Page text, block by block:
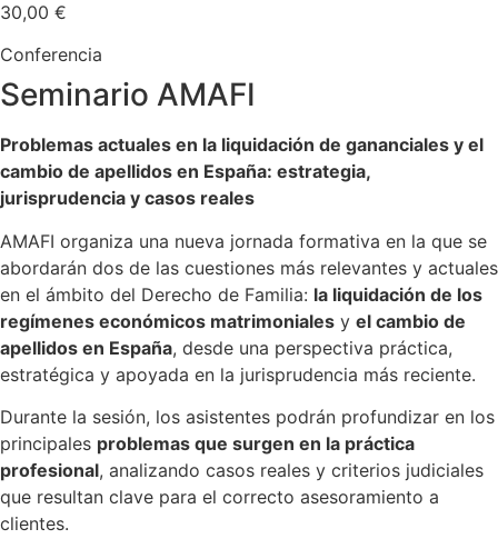
30,00 €
Conferencia
Seminario AMAFI
Problemas actuales en la liquidación de gananciales y el
cambio de apellidos en España: estrategia,
jurisprudencia y casos reales
AMAFI organiza una nueva jornada formativa en la que se
abordarán dos de las cuestiones más relevantes y actuales
en el ámbito del Derecho de Familia: la liquidación de los
regímenes económicos matrimoniales y el cambio de
apellidos en España, desde una perspectiva práctica,
estratégica y apoyada en la jurisprudencia más reciente.
Durante la sesión, los asistentes podrán profundizar en los
principales problemas que surgen en la práctica
profesional, analizando casos reales y criterios judiciales
que resultan clave para el correcto asesoramiento a
clientes.